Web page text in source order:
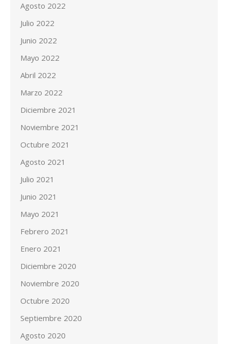
Agosto 2022
Julio 2022
Junio 2022
Mayo 2022
Abril 2022
Marzo 2022
Diciembre 2021
Noviembre 2021
Octubre 2021
Agosto 2021
Julio 2021
Junio 2021
Mayo 2021
Febrero 2021
Enero 2021
Diciembre 2020
Noviembre 2020
Octubre 2020
Septiembre 2020
Agosto 2020